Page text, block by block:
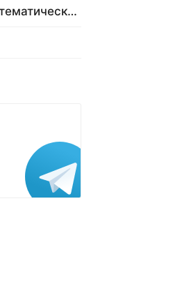
ChatGPT решил математическую задачу